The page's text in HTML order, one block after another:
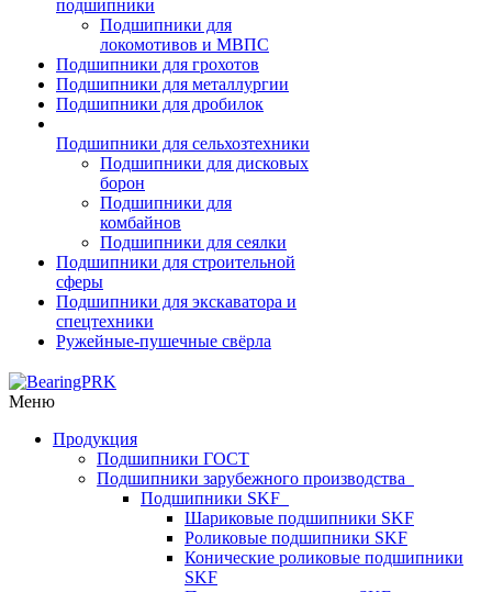
подшипники
Подшипники для
локомотивов и МВПС
Подшипники для грохотов
Подшипники для металлургии
Подшипники для дробилок
Подшипники для сельхозтехники
Подшипники для дисковых
борон
Подшипники для
комбайнов
Подшипники для сеялки
Подшипники для строительной
сферы
Подшипники для экскаватора и
спецтехники
Ружейные-пушечные свёрла
Меню
Продукция
Подшипники ГОСТ
Подшипники зарубежного производства
Подшипники SKF
Шариковые подшипники SKF
Роликовые подшипники SKF
Конические роликовые подшипники
SKF